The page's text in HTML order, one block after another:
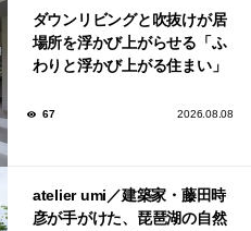
ダウンリビングと吹抜けが居
場所を浮かび上がらせる「ふ
わりと浮かび上がる住まい」
67 2026.08.08
atelier umi／建築家・藤田時
彦が手がけた、琵琶湖の自然